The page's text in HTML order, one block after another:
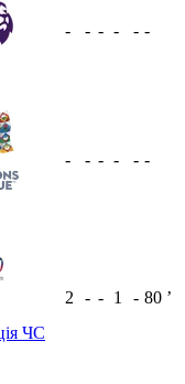
- - - - - -
- - - - - -
ЧС
2 - - 1 - 80 ʼ